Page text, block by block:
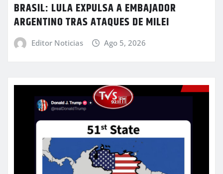
BRASIL: LULA EXPULSA A EMBAJADOR
ARGENTINO TRAS ATAQUES DE MILEI
Editor Noticias Ago 5, 2026